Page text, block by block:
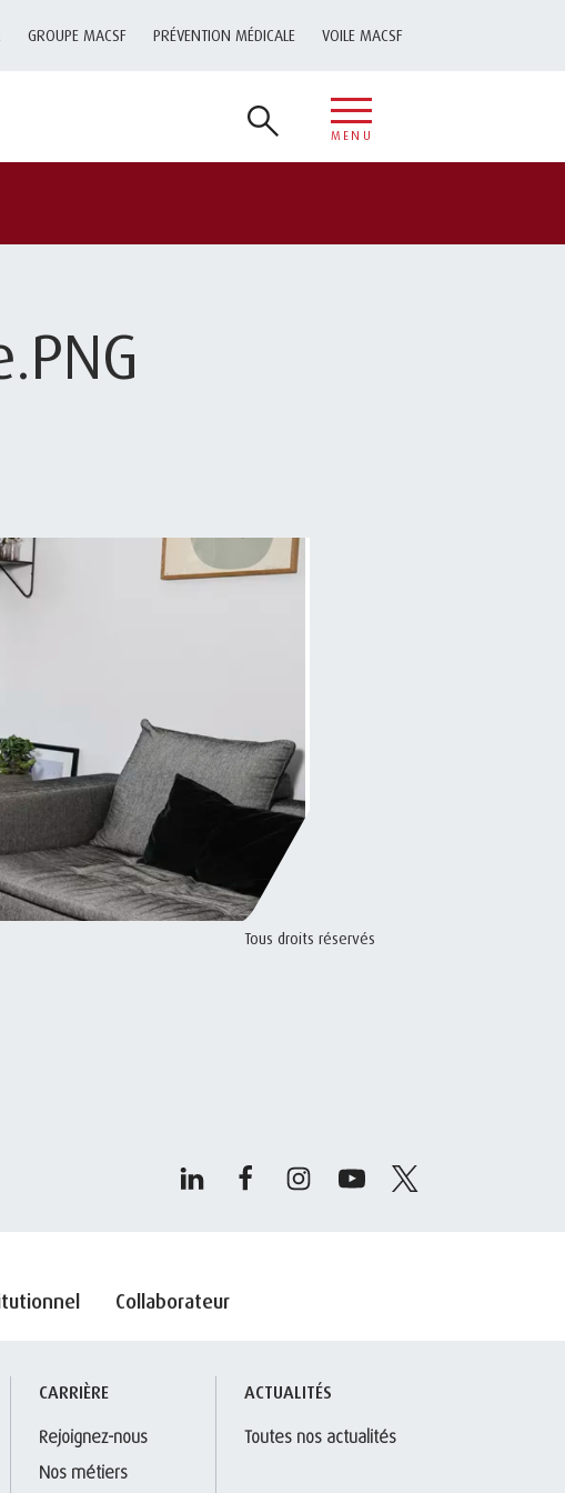
GROUPE MACSF PRÉVENTION MÉDICALE VOILE MACSF
MENU
Tous droits réservés
Collaborateur
CARRIÈRE
Rejoignez-nous
Nos métiers
ACTUALITÉS
Toutes nos actualités